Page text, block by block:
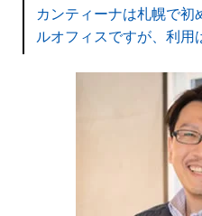
カンティーナは札幌で初
ルオフィスですが、利用